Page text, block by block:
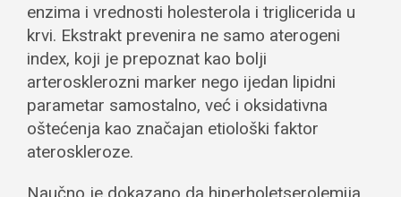
enzima i vrednosti holesterola i triglicerida u
krvi. Ekstrakt prevenira ne samo aterogeni
index, koji je prepoznat kao bolji
arterosklerozni marker nego ijedan lipidni
parametar samostalno, već i oksidativna
oštećenja kao značajan etiološki faktor
ateroskleroze.
Naučno je dokazano da hiperholetserolemija